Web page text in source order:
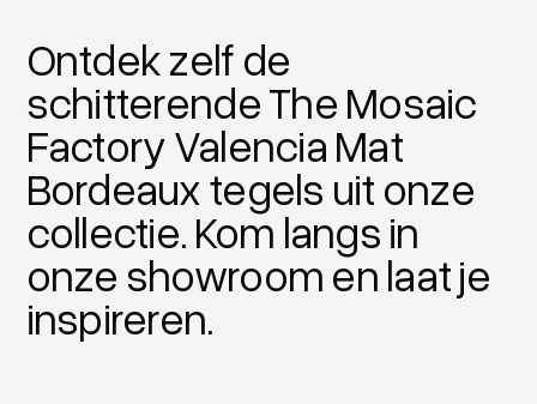
Ontdek zelf de
schitterende The Mosaic
Factory Valencia Mat
Bordeaux tegels uit onze
collectie. Kom langs in
onze showroom en laat je
inspireren.